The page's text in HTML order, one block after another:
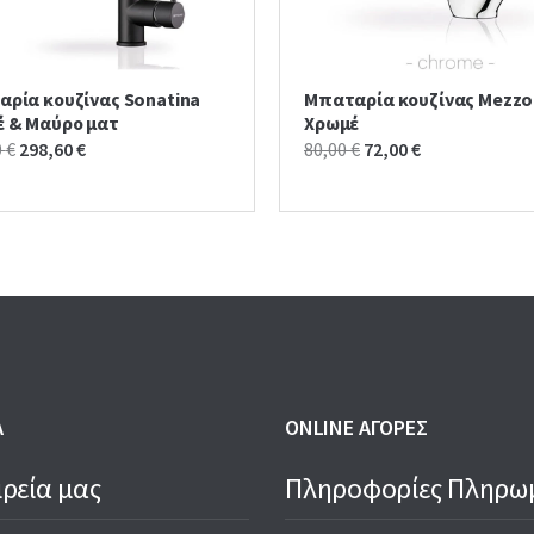
κουζίνας Sonatina
& Μαύρο ματ
€ Original
298,60€Current
Μπαταρία κουζίνας Mezzo
Χρωμέ
80,00€ Original
72,00€Current
μας
ONLINE ΑΓΟΡΕΣ
Πληροφορίες